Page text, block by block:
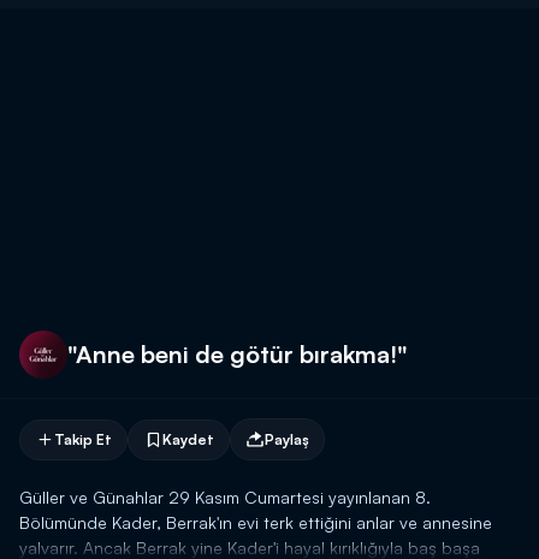
"Anne beni de götür bırakma!"
Takip Et Kaydet Paylaş
Güller ve Günahlar 29 Kasım Cumartesi yayınlanan 8.
Bölümünde Kader, Berrak'ın evi terk ettiğini anlar ve annesine
yalvarır. Ancak Berrak yine Kader'i hayal kırıklığıyla baş başa